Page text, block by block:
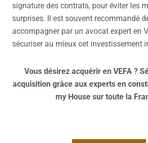
signature des contrats, pour éviter les
surprises. Il est souvent recommandé
accompagner par un avocat expert en
sécuriser au mieux cet investissement
Vous désirez acquérir en VEFA?
acquisition grâce aux experts en
my House sur toute la